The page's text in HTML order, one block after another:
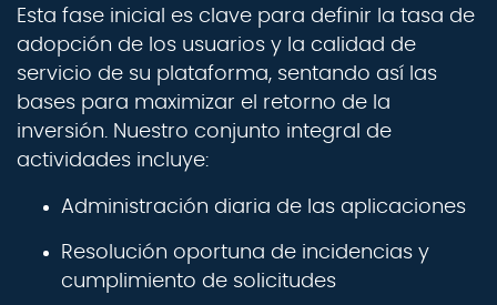
Esta fase inicial es clave para definir la tasa de
adopción de los usuarios y la calidad de
servicio de su plataforma, sentando así las
bases para maximizar el retorno de la
inversión. Nuestro conjunto integral de
actividades incluye:
Administración diaria de las aplicaciones
Resolución oportuna de incidencias y
cumplimiento de solicitudes